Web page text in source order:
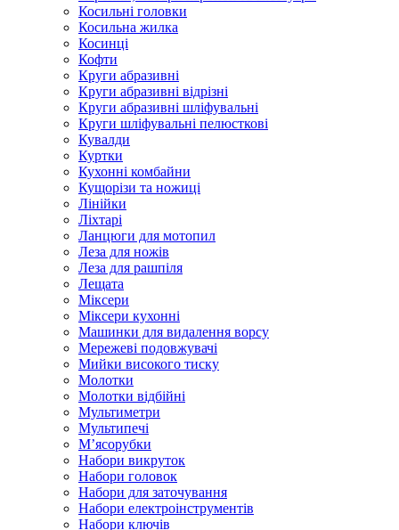
Косильні головки
Косильна жилка
Косинці
Кофти
Круги абразивні
Круги абразивні відрізні
Круги абразивні шліфувальні
Круги шліфувальні пелюсткові
Кувалди
Куртки
Кухонні комбайни
Кущорізи та ножиці
Лінійки
Ліхтарі
Ланцюги для мотопил
Леза для ножів
Леза для рашпіля
Лещата
Міксери
Міксери кухонні
Машинки для видалення ворсу
Мережеві подовжувачі
Мийки високого тиску
Молотки
Молотки відбійні
Мультиметри
Мультипечі
М’ясорубки
Набори викруток
Набори головок
Набори для заточування
Набори електроінструментів
Набори ключів